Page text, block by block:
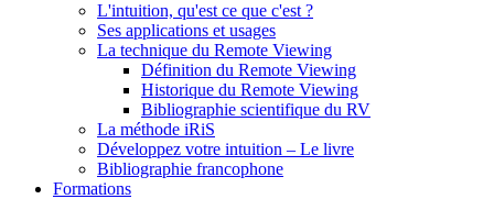
L'intuition, qu'est ce que c'est ?
Ses applications et usages
La technique du Remote Viewing
Définition du Remote Viewing
Historique du Remote Viewing
Bibliographie scientifique du RV
La méthode iRiS
Développez votre intuition – Le livre
Bibliographie francophone
Formations